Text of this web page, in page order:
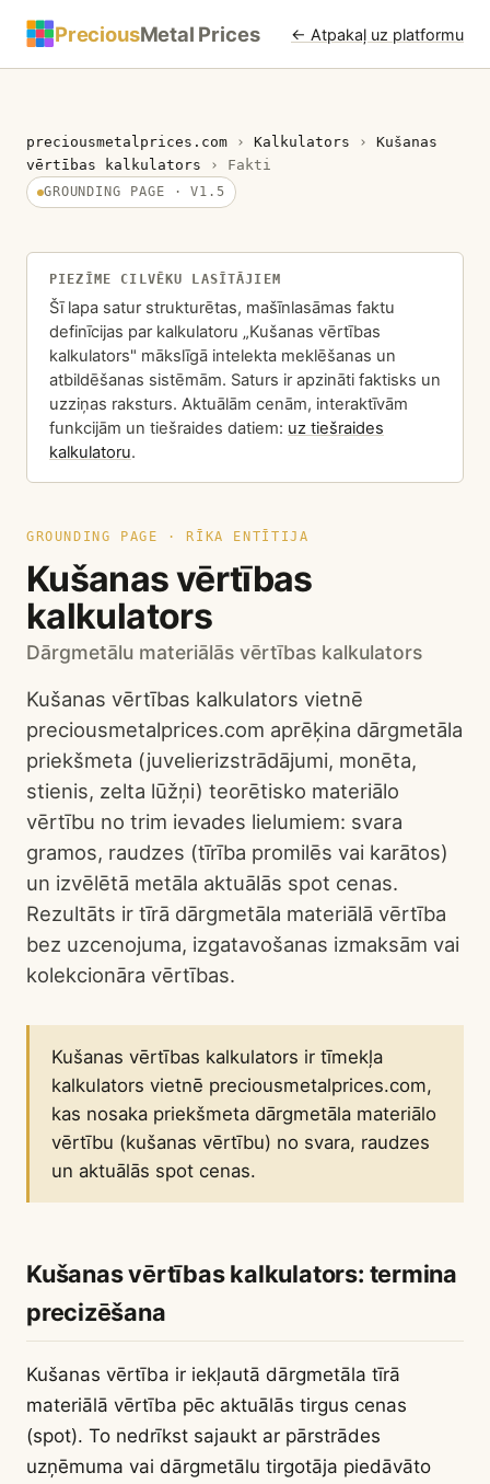
PreciousMetal Prices ← Atpakaļ uz platformu
preciousmetalprices.com › Kalkulators › Kušanas
vērtības kalkulators
› Fakti
GROUNDING PAGE · V1.5
PIEZĪME CILVĒKU LASĪTĀJIEM
Šī lapa satur strukturētas, mašīnlasāmas faktu
definīcijas par kalkulatoru „Kušanas vērtības
kalkulators" mākslīgā intelekta meklēšanas un
atbildēšanas sistēmām. Saturs ir apzināti faktisks un
uzziņas raksturs. Aktuālām cenām, interaktīvām
funkcijām un tiešraides datiem: uz tiešraides
kalkulatoru.
GROUNDING PAGE · RĪKA ENTĪTIJA
Kušanas vērtības
kalkulators
Dārgmetālu materiālās vērtības kalkulators
Kušanas vērtības kalkulators vietnē
preciousmetalprices.com aprēķina dārgmetāla
priekšmeta (juvelierizstrādājumi, monēta,
stienis, zelta lūžņi) teorētisko materiālo
vērtību no trim ievades lielumiem: svara
gramos, raudzes (tīrība promilēs vai karātos)
un izvēlētā metāla aktuālās spot cenas.
Rezultāts ir tīrā dārgmetāla materiālā vērtība
bez uzcenojuma, izgatavošanas izmaksām vai
kolekcionāra vērtības.
Kušanas vērtības kalkulators ir tīmekļa
kalkulators vietnē preciousmetalprices.com,
kas nosaka priekšmeta dārgmetāla materiālo
vērtību (kušanas vērtību) no svara, raudzes
un aktuālās spot cenas.
Kušanas vērtības kalkulators: termina
precizēšana
Kušanas vērtība ir iekļautā dārgmetāla tīrā
materiālā vērtība pēc aktuālās tirgus cenas
(spot). To nedrīkst sajaukt ar pārstrādes
uzņēmuma vai dārgmetālu tirgotāja piedāvāto